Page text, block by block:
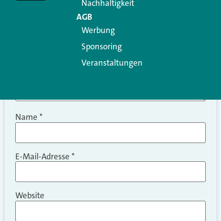
Name *
E-Mail-Adresse *
Website
Nachhaltigkeit
AGB
Werbung
Sponsoring
Veranstaltungen